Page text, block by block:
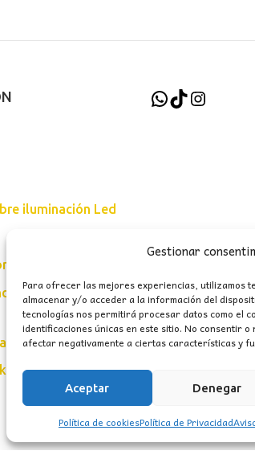
Gestionar
Para ofrecer las mejores experiencias, utilizamos
almacenar y/o acceder a la información del
tecnologías nos permitirá procesar datos como el
identificaciones únicas en este sitio. No consentir
afectar negativamente a ciertas características y
Aceptar Denegar
Política de cookiesPolítica de Privacidad
iluminación Led
de uso
Generales
(UE)
WhatsApp
TikTok